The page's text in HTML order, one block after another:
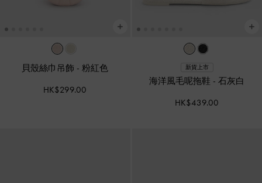
貝殼絲巾吊飾 -粉紅色
HK$299.00
新貨上市
海洋風毛呢拖鞋 -石灰白
HK$439.00